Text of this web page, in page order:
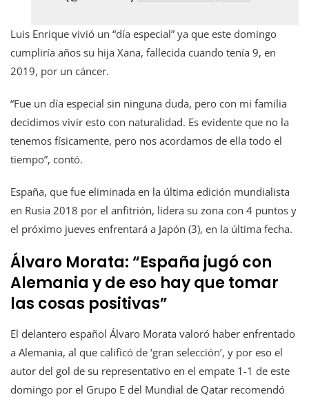
Luis Enrique vivió un “día especial” ya que este domingo
cumpliría años su hija Xana, fallecida cuando tenía 9, en
2019, por un cáncer.
“Fue un día especial sin ninguna duda, pero con mi familia
decidimos vivir esto con naturalidad. Es evidente que no la
tenemos físicamente, pero nos acordamos de ella todo el
tiempo”, contó.
España, que fue eliminada en la última edición mundialista
en Rusia 2018 por el anfitrión, lidera su zona con 4 puntos y
el próximo jueves enfrentará a Japón (3), en la última fecha.
Álvaro Morata: “España jugó con
Alemania y de eso hay que tomar
las cosas positivas”
El delantero español Álvaro Morata valoró haber enfrentado
a Alemania, al que calificó de ‘gran selección’, y por eso el
autor del gol de su representativo en el empate 1-1 de este
domingo por el Grupo E del Mundial de Qatar recomendó